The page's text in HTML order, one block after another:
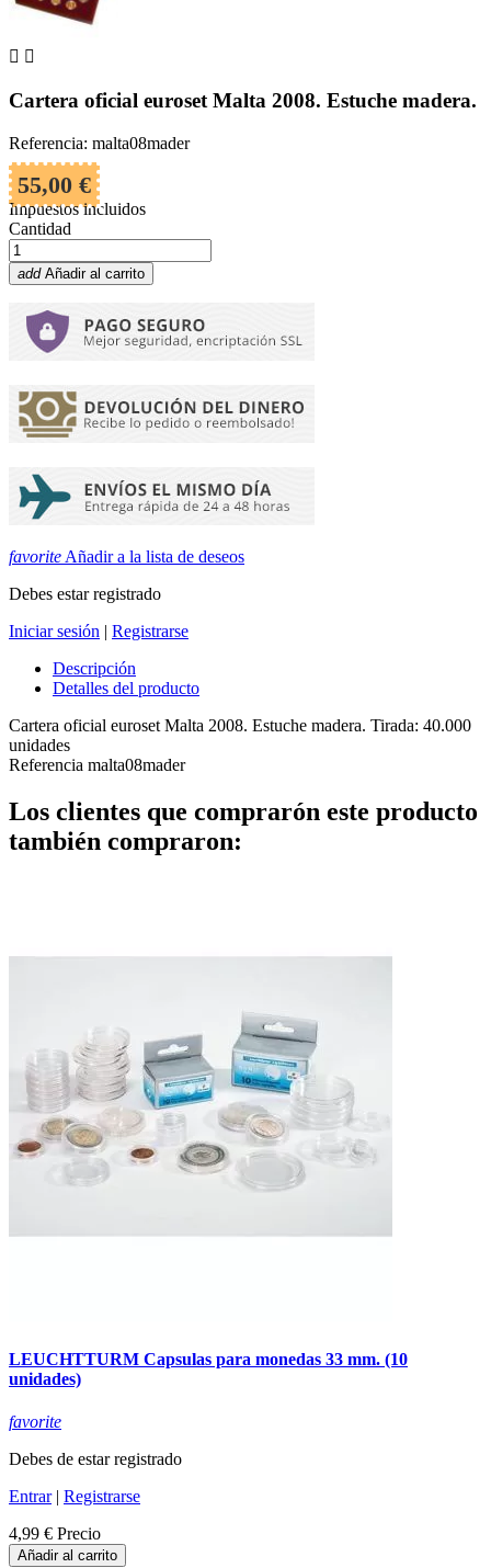
 
Cartera oficial euroset Malta 2008. Estuche madera.
Referencia: malta08mader
55,00 €
Impuestos incluidos
Cantidad
add Añadir al carrito
favorite Añadir a la lista de deseos
Debes estar registrado
Iniciar sesión | Registrarse
Descripción
Detalles del producto
Cartera oficial euroset Malta 2008. Estuche madera. Tirada: 40.000
unidades
Referencia malta08mader
Los clientes que comprarón este producto
también compraron:
LEUCHTTURM Capsulas para monedas 33 mm. (10
unidades)
favorite
Debes de estar registrado
Entrar| Registrarse
4,99 € Precio
Añadir al carrito